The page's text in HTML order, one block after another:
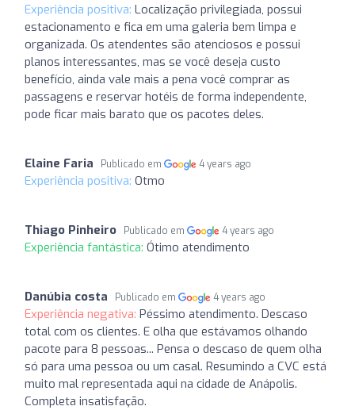
Experiência positiva: Localização privilegiada, possui
estacionamento e fica em uma galeria bem limpa e
organizada. Os atendentes são atenciosos e possui
planos interessantes, mas se você deseja custo
benefício, ainda vale mais a pena você comprar as
passagens e reservar hotéis de forma independente,
pode ficar mais barato que os pacotes deles.
Elaine Faria Publicado em 4 years ago
Experiência positiva: Otmo
Thiago Pinheiro Publicado em 4 years ago
Experiência fantástica: Ótimo atendimento
Danúbia costa Publicado em 4 years ago
Experiência negativa: Péssimo atendimento. Descaso
total com os clientes. E olha que estávamos olhando
pacote para 8 pessoas... Pensa o descaso de quem olha
só para uma pessoa ou um casal. Resumindo a CVC está
muito mal representada aqui na cidade de Anápolis.
Completa insatisfação.